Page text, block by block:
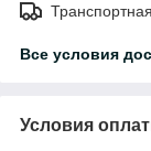
Все условия
Условия